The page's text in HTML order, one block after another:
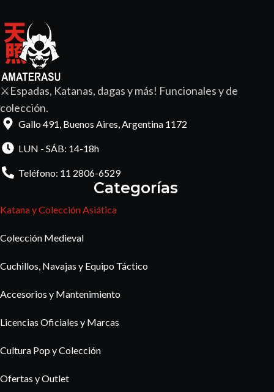
⚔️Espadas, Katanas, dagas y más! Funcionales y de
colección.
Gallo 491, Buenos Aires, Argentina 1172
LUN - SÁB: 14-18h
Teléfono: 11 2806-6529
Categorías
Katana y Colección Asiática
Colección Medieval
Cuchillos, Navajas y Equipo Táctico
Accesorios y Mantenimiento
Licencias Oficiales y Marcas
Cultura Pop y Colección
Ofertas y Outlet